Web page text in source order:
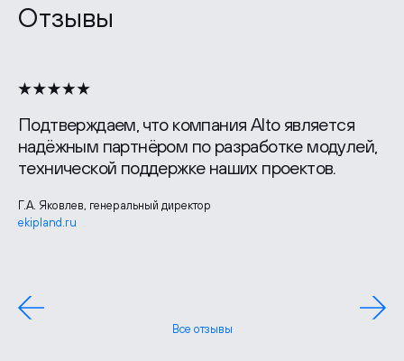
Отзывы
Подтверждаем, что компания Alto является
надёжным партнёром по разработке модулей,
технической поддержке наших проектов.
Г.А. Яковлев, генеральный директор
ekipland.ru
Лидия Шудрико, руководитель отдела маркетинга
Все отзывы